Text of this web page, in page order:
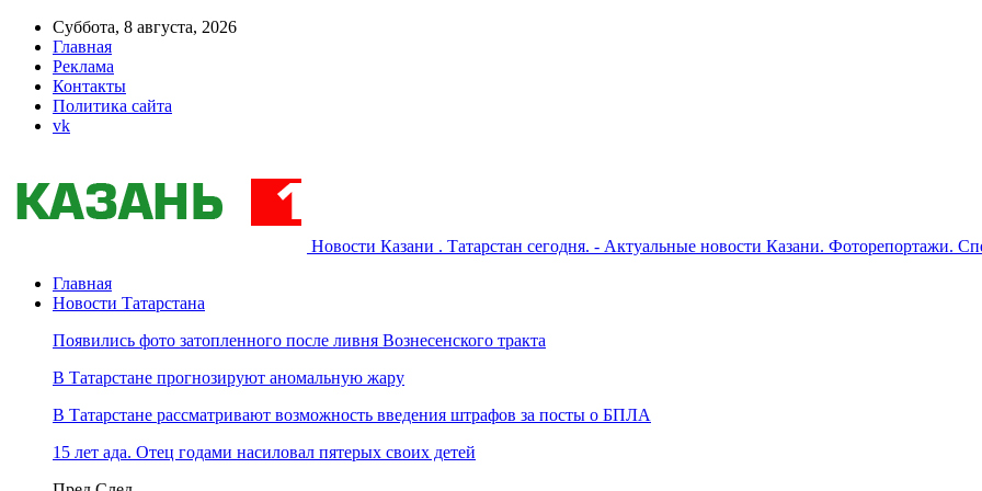
Суббота, 8 августа, 2026
Главная
Реклама
Контакты
Политика сайта
vk
Новости Казани . Татарстан сегодня. - Актуальные новости Казани. Фоторепортажи.
Главная
Новости Татарстана
Появились фото затопленного после ливня Вознесенского тракта
В Татарстане прогнозируют аномальную жару
В Татарстане рассматривают возможность введения штрафов за посты о БПЛА
15 лет ада. Отец годами насиловал пятерых своих детей